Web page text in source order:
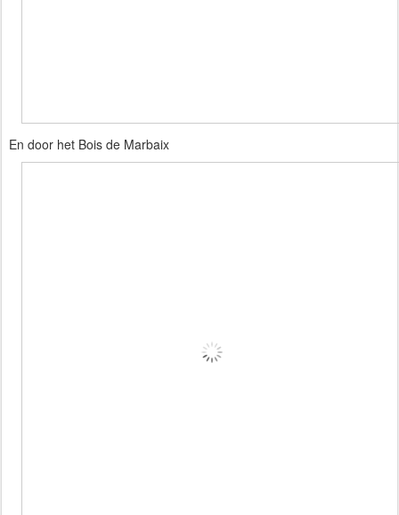
En door het Bois de Marbaix